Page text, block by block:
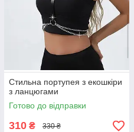
Стильна портупея з екошкіри
з ланцюгами
Готово до відправки
310 ₴ 330 ₴